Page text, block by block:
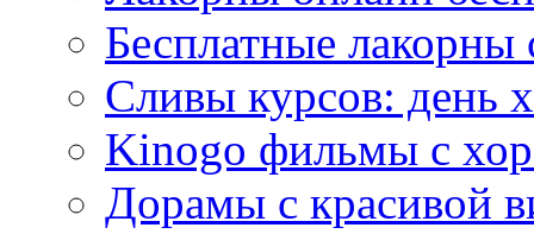
Бесплатные лакорны
Сливы курсов: день
Kinogo фильмы с
Дорамы с красивой